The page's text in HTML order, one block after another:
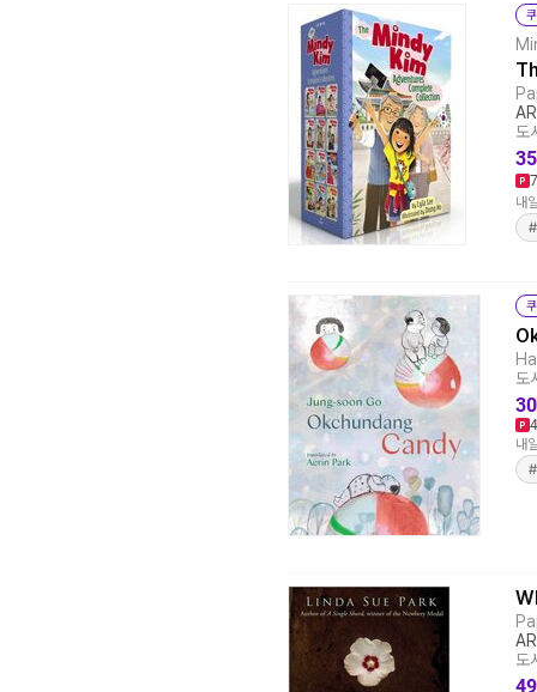
도
35
내
도
30
내
도
49